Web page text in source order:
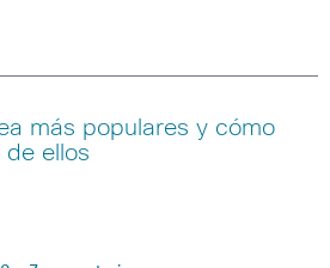
más populares y cómo
de ellos